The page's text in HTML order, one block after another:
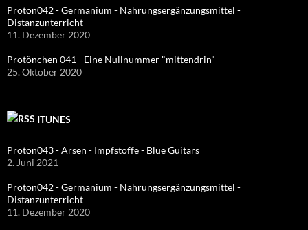
Proton042 - Germanium - Nahrungsergänzungsmittel -
Distanzunterricht
11. Dezember 2020
Protönchen 041 - Eine Nullnummer "mittendrin"
25. Oktober 2020
ITUNES
Proton043 - Arsen - Impfstoffe - Blue Guitars
2. Juni 2021
Proton042 - Germanium - Nahrungsergänzungsmittel -
Distanzunterricht
11. Dezember 2020